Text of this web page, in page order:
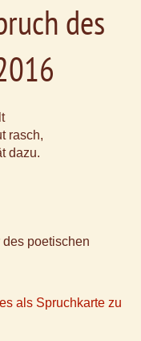
des
rasch,
dazu.
poetischen
als Spruchkarte zu